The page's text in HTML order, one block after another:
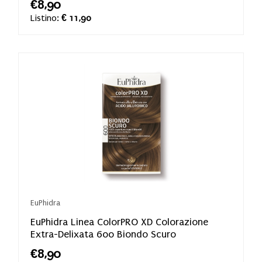
€8,90
Listino: € 11,90
EuPhidra
EuPhidra Linea ColorPRO XD Colorazione
Extra-Delixata 600 Biondo Scuro
€8,90